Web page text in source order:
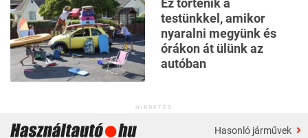
2
minutes,
47
seconds
Ez történik a
testünkkel, amikor
nyaralni megyünk és
órákon át ülünk az
autóban
HIRDETÉS
Hasonló járművek